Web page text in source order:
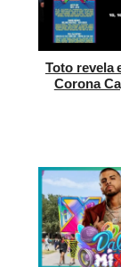
Toto revela
Corona